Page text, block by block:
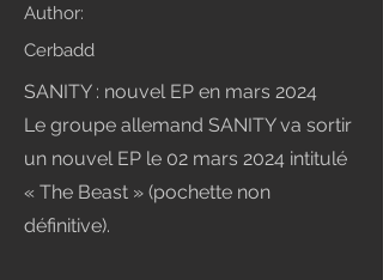
Author:
Cerbadd
SANITY : nouvel EP en mars 2024
Le groupe allemand SANITY va sortir
un nouvel EP le 02 mars 2024 intitulé
« The Beast » (pochette non
définitive).